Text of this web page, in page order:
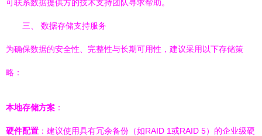
可联系数据提供方的技术支持团队寻求帮助。
三、 数据存储支持服务
为确保数据的安全性、完整性与长期可用性，建议采用以下存储策
略：
本地存储方案 ：
硬件配置 ：建议使用具有冗余备份（如RAID 1或RAID 5）的企业级硬